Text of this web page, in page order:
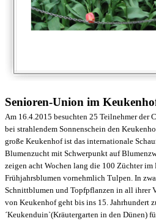
Senioren-Union im
Am 16.4.2015 besuchten 25 Teilnehmer der
bei strahlendem Sonnenschein den
große Keukenhof ist das internationale
Blumenzucht mit Schwerpunkt auf
zeigen acht Wochen lang die 100 Züchter
Frühjahrsblumen vornehmlich Tulpen. In
Schnittblumen und Topfpflanzen in all ihrer
von Keukenhof geht bis ins 15. Jahrhundert
´Keukenduin`(Kräutergarten in den Dünen)